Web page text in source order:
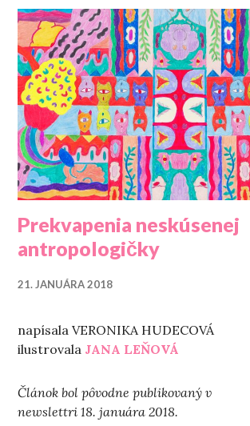
Prekvapenia neskúsenej
antropologičky
21. JANUÁRA 2018
napísala VERONIKA HUDECOVÁ
ilustrovala JANA LEŇOVÁ
Článok bol pôvodne publikovaný v
newslettri 18. januára 2018.